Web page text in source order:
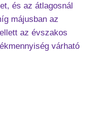
és az átlagosnál
májusban az
az évszakos
várható